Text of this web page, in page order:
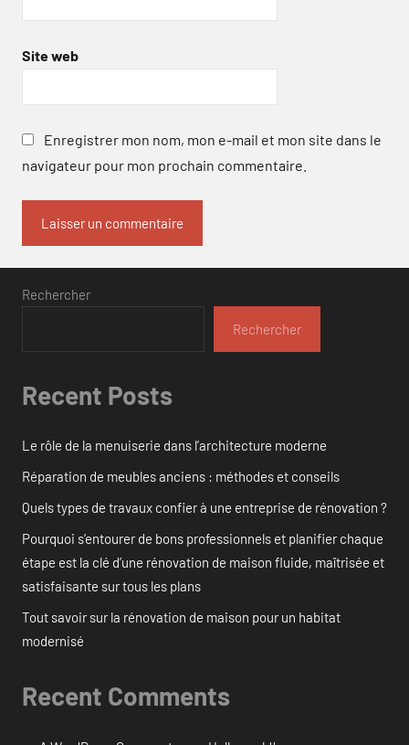
Site web
Enregistrer mon nom, mon e-mail et mon site dans le
navigateur pour mon prochain commentaire.
Rechercher
Rechercher
Recent Posts
Le rôle de la menuiserie dans l’architecture moderne
Réparation de meubles anciens : méthodes et conseils
Quels types de travaux confier à une entreprise de rénovation ?
Pourquoi s’entourer de bons professionnels et planifier chaque
étape est la clé d’une rénovation de maison fluide, maîtrisée et
satisfaisante sur tous les plans
Tout savoir sur la rénovation de maison pour un habitat
modernisé
Recent Comments